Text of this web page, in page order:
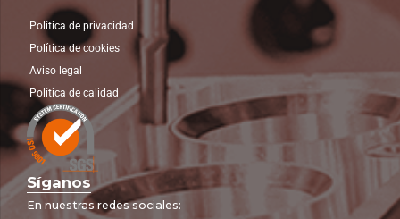
Política de privacidad
Política de cookies
Aviso legal
Política de calidad
Síganos
En nuestras redes sociales: